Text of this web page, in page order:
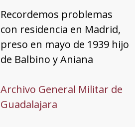
Recordemos problemas
con residencia en Madrid,
preso en mayo de 1939 hijo
de Balbino y Aniana
Archivo General Militar de
Guadalajara